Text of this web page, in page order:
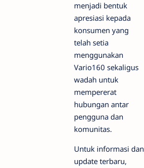
menjadi bentuk
apresiasi kepada
konsumen yang
telah setia
menggunakan
Vario160 sekaligus
wadah untuk
mempererat
hubungan antar
pengguna dan
komunitas.
Untuk informasi dan
update terbaru,